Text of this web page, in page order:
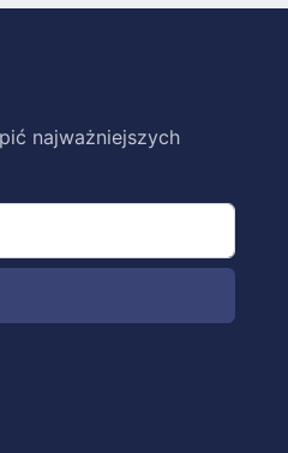
najważniejszych